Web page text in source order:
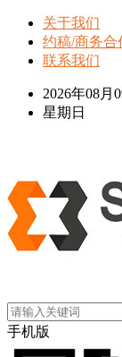
关于我们
约稿/商务合
联系我们
2026年08月
星期日
手机版